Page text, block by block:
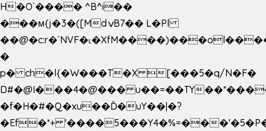
H�O`���� ^B^i��
���м{j�3�([MdݍB7�� L�Pl
�
p� ch�l{�W���T�X [���5�q/N�F�
D#�@I���4�@��� u��=��TY
�f�H�#�Q�xu��Ď�uY��|�?
�Ef�*+ '����5���Y4�%=��